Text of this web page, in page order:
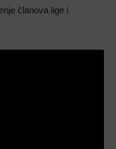
članova lige i